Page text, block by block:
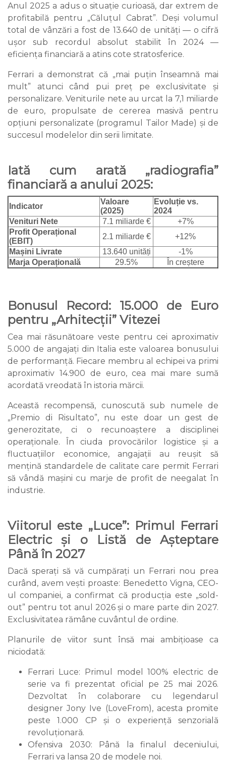
Anul 2025 a adus o situație curioasă, dar extrem de
profitabilă pentru „Căluțul Cabrat”. Deși volumul
total de vânzări a fost de 13.640 de unități — o cifră
ușor sub recordul absolut stabilit în 2024 —
eficiența financiară a atins cote stratosferice.
Ferrari a demonstrat că „mai puțin înseamnă mai
mult” atunci când pui preț pe exclusivitate și
personalizare. Veniturile nete au urcat la 7,1 miliarde
de euro, propulsate de cererea masivă pentru
opțiuni personalizate (programul Tailor Made) și de
succesul modelelor din serii limitate.
Iată cum arată „radiografia”
financiară a anului 2025:
Indicator
Valoare
(2025)
Evoluție vs.
2024
Venituri Nete
7.1 miliarde €
+7%
Profit Operațional
(EBIT)
2.1 miliarde €
+12%
Mașini Livrate
13.640 unități
-1%
Marja Operațională
29.5% În creștere
Bonusul Record: 15.000 de Euro
pentru „Arhitecții” Vitezei
Cea mai răsunătoare veste pentru cei aproximativ
5.000 de angajați din Italia este valoarea bonusului
de performanță. Fiecare membru al echipei va primi
aproximativ 14.900 de euro, cea mai mare sumă
acordată vreodată în istoria mărcii.
Această recompensă, cunoscută sub numele de
„Premio di Risultato”, nu este doar un gest de
generozitate, ci o recunoaștere a disciplinei
operaționale. În ciuda provocărilor logistice și a
fluctuațiilor economice, angajații au reușit să
mențină standardele de calitate care permit Ferrari
să vândă mașini cu marje de profit de neegalat în
industrie.
Viitorul este „Luce”: Primul Ferrari
Electric și o Listă de Așteptare
Până în 2027
Dacă sperați să vă cumpărați un Ferrari nou prea
curând, avem vești proaste: Benedetto Vigna, CEO-
ul companiei, a confirmat că producția este „sold-
out” pentru tot anul 2026 și o mare parte din 2027.
Exclusivitatea rămâne cuvântul de ordine.
Planurile de viitor sunt însă mai ambițioase ca
niciodată:
Ferrari Luce: Primul model 100% electric de
serie va fi prezentat oficial pe 25 mai 2026.
Dezvoltat în colaborare cu legendarul
designer Jony Ive (LoveFrom), acesta promite
peste 1.000 CP și o experiență senzorială
revoluționară.
Ofensiva 2030: Până la finalul deceniului,
Ferrari va lansa 20 de modele noi.